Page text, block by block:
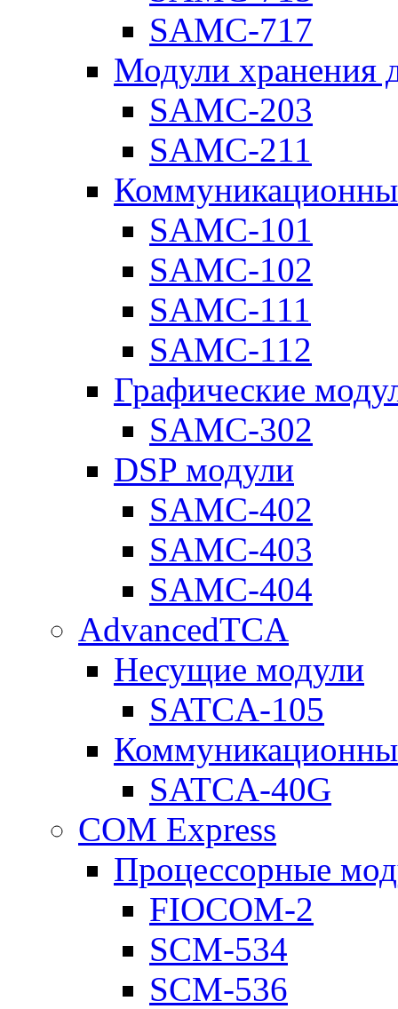
SAMC-717
Модули хранения
SAMC-203
SAMC-211
SAMC-101
SAMC-102
SAMC-111
SAMC-112
Графические
SAMC-302
DSP модули
SAMC-402
SAMC-403
SAMC-404
AdvancedTCA
Несущие модули
SATCA-105
SATCA-40G
COM Express
Процессорные
FIOCOM-2
SCM-534
SCM-536